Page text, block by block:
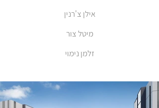
אילן צ'רנין
מיטל צור
זלמן נימוי